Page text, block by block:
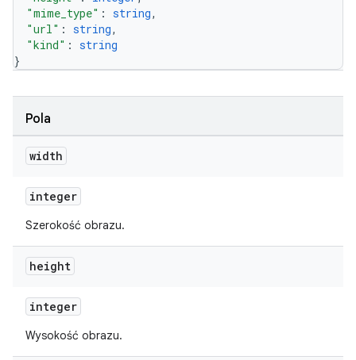
"mime_type" : string,
"url" : string,
"kind" : string
}
Pola
width
integer
Szerokość obrazu.
height
integer
Wysokość obrazu.